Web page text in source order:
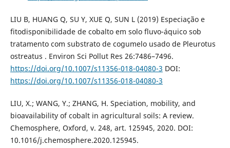
LIU B, HUANG Q, SU Y, XUE Q, SUN L (2019) Especiação e
fitodisponibilidade de cobalto em solo fluvo-áquico sob
tratamento com substrato de cogumelo usado de Pleurotus
ostreatus . Environ Sci Pollut Res 26:7486–7496.
https://doi.org/10.1007/s11356-018-04080-3 DOI:
https://doi.org/10.1007/s11356-018-04080-3
LIU, X.; WANG, Y.; ZHANG, H. Speciation, mobility, and
bioavailability of cobalt in agricultural soils: A review.
Chemosphere, Oxford, v. 248, art. 125945, 2020. DOI:
10.1016/j.chemosphere.2020.125945.